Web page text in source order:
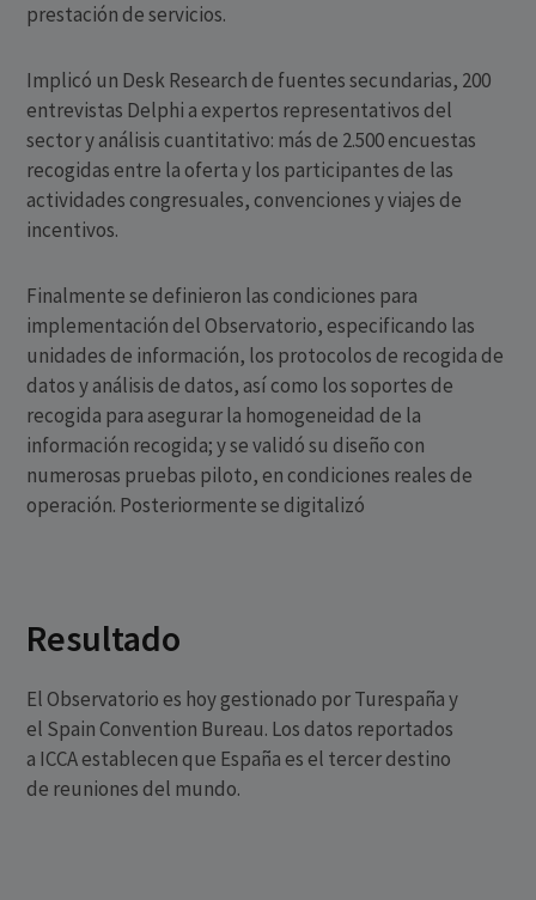
prestación de servicios.
Implicó un Desk Research de fuentes secundarias, 200
entrevistas Delphi a expertos representativos del
sector y análisis cuantitativo: más de 2.500 encuestas
recogidas entre la oferta y los participantes de las
actividades congresuales, convenciones y viajes de
incentivos.
Finalmente se definieron las condiciones para
implementación del Observatorio, especificando las
unidades de información, los protocolos de recogida de
datos y análisis de datos, así como los soportes de
recogida para asegurar la homogeneidad de la
información recogida; y se validó su diseño con
numerosas pruebas piloto, en condiciones reales de
operación. Posteriormente se digitalizó
Resultado
El Observatorio es hoy gestionado por Turespaña y
el Spain Convention Bureau. Los datos reportados
a ICCA establecen que España es el tercer destino
de reuniones del mundo.